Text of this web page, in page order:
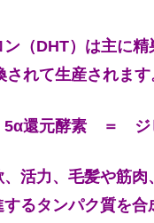
（DHT）は主に
れて生産されます
還元酵素 ＝ ジ
活力、毛髪や筋
るタンパク質を